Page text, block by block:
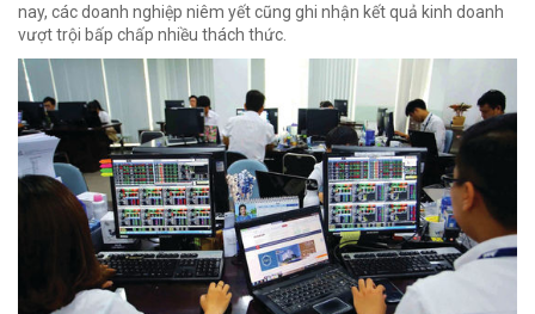
nay, các doanh nghiệp niêm yết cũng ghi nhận kết quả kinh doanh
vượt trội bấp chấp nhiều thách thức.